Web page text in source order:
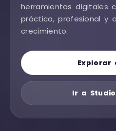
herramientas digitales
práctica, profesional y
crecimiento.
Explorar
Ir a